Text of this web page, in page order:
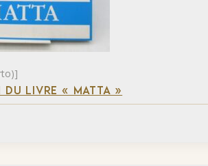
DU LIVRE « MATTA »